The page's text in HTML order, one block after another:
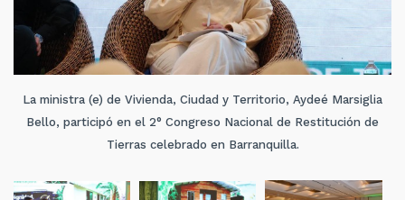
La ministra (e) de Vivienda, Ciudad y Territorio, Aydeé Marsiglia
Bello, participó en el 2° Congreso Nacional de Restitución de
Tierras celebrado en Barranquilla.